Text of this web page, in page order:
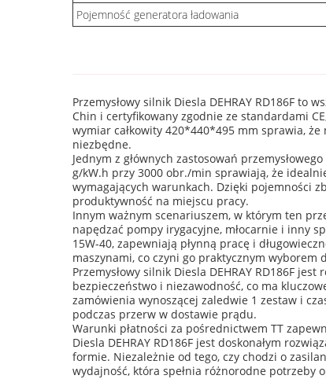
Pojemność generatora ładowania
Przemysłowy silnik Diesla DEHRAY RD186F
Chin i certyfikowany zgodnie ze standardami
wymiar całkowity 420*440*495 mm sprawia,
niezbędne.
Jednym z głównych zastosowań
g/kW.h przy 3000 obr./min sprawiają, że
wymagających warunkach. Dzięki pojemności
produktywność na miejscu pracy.
Innym ważnym scenariuszem, w którym ten
napędzać pompy irygacyjne, młocarnie i inny
15W-40, zapewniają płynną pracę i
maszynami, co czyni go praktycznym wyborem
Przemysłowy silnik Diesla DEHRAY RD186F
bezpieczeństwo i niezawodność, co ma
zamówienia wynoszącej zaledwie 1 zestaw i
podczas przerw w dostawie prądu.
Warunki płatności za pośrednictwem TT
Diesla DEHRAY RD186F jest doskonałym
formie. Niezależnie od tego, czy chodzi o
wydajność, która spełnia różnorodne potrzeby